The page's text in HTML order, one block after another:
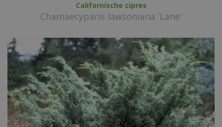
Californische cipres
Chamaecyparis lawsoniana 'Lane'